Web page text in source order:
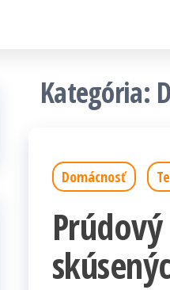
Kategória:
Domácnosť